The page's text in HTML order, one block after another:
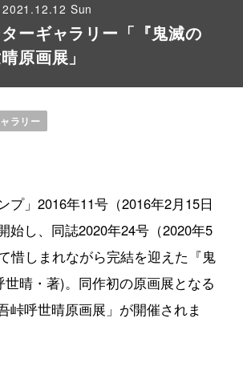
ーギャラリー「『鬼滅の
原画展」
Sun
ラリー
プ」2016年11号（2016年2月15日
始し、同誌2020年24号（2020年5
惜しまれながら完結を迎えた『鬼
晴・著)。同作初の原画展となる
峠呼世晴原画展」が開催されま